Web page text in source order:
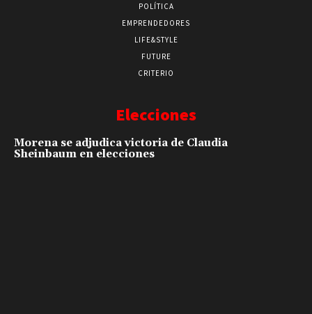
POLÍTICA
EMPRENDEDORES
LIFE&STYLE
FUTURE
CRITERIO
Elecciones
Morena se adjudica victoria de Claudia
Sheinbaum en elecciones